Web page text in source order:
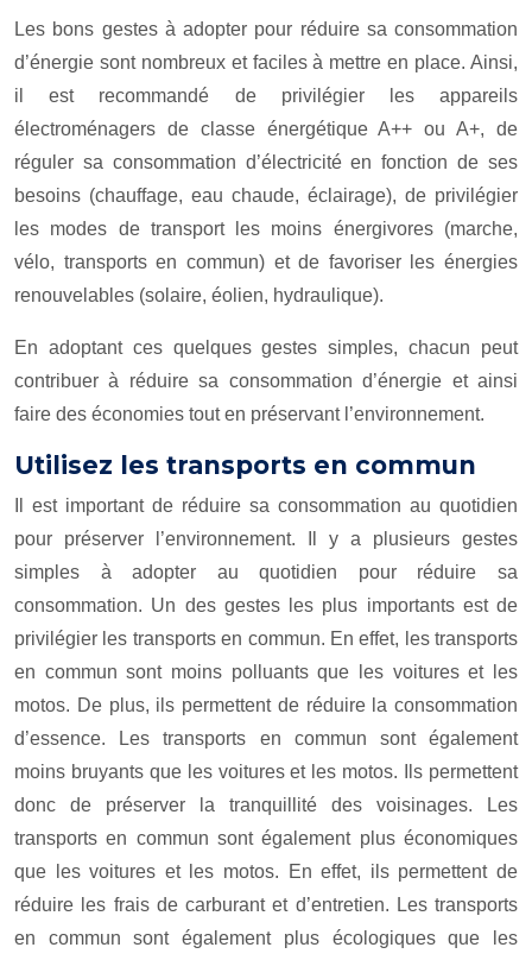
Les bons gestes à adopter pour réduire sa consommation
d’énergie sont nombreux et faciles à mettre en place. Ainsi,
il est recommandé de privilégier les appareils
électroménagers de classe énergétique A++ ou A+, de
réguler sa consommation d’électricité en fonction de ses
besoins (chauffage, eau chaude, éclairage), de privilégier
les modes de transport les moins énergivores (marche,
vélo, transports en commun) et de favoriser les énergies
renouvelables (solaire, éolien, hydraulique).
En adoptant ces quelques gestes simples, chacun peut
contribuer à réduire sa consommation d’énergie et ainsi
faire des économies tout en préservant l’environnement.
Utilisez les transports en commun
Il est important de réduire sa consommation au quotidien
pour préserver l’environnement. Il y a plusieurs gestes
simples à adopter au quotidien pour réduire sa
consommation. Un des gestes les plus importants est de
privilégier les transports en commun. En effet, les transports
en commun sont moins polluants que les voitures et les
motos. De plus, ils permettent de réduire la consommation
d’essence. Les transports en commun sont également
moins bruyants que les voitures et les motos. Ils permettent
donc de préserver la tranquillité des voisinages. Les
transports en commun sont également plus économiques
que les voitures et les motos. En effet, ils permettent de
réduire les frais de carburant et d’entretien. Les transports
en commun sont également plus écologiques que les